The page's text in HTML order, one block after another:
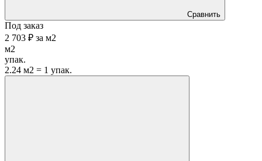
Сравнить
Под заказ
2 703 ₽ за м2
м2
упак.
2.24 м2 = 1 упак.